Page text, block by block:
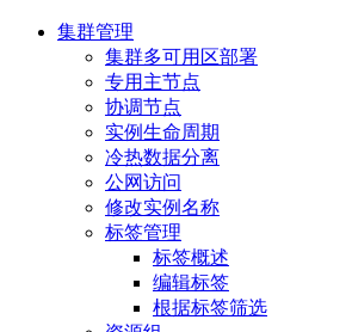
集群管理
集群多可用区部署
专用主节点
协调节点
实例生命周期
冷热数据分离
公网访问
修改实例名称
标签管理
标签概述
编辑标签
根据标签筛选